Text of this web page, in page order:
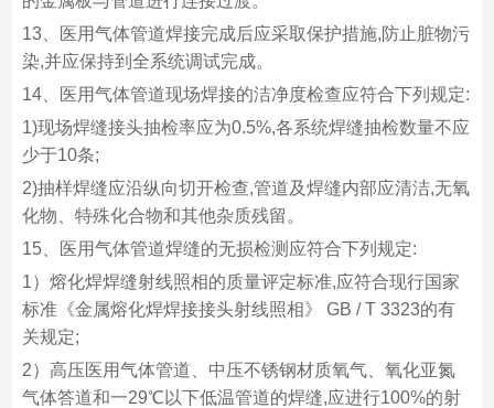
13、医用气体管道焊接完成后应采取保护措施,防止脏物污
染,并应保持到全系统调试完成。
14、医用气体管道现场焊接的洁净度检查应符合下列规定:
1)现场焊缝接头抽检率应为0.5%,各系统焊缝抽检数量不应
少于10条;
2)抽样焊缝应沿纵向切开检查,管道及焊缝内部应清洁,无氧
化物、特殊化合物和其他杂质残留。
15、医用气体管道焊缝的无损检测应符合下列规定:
1）熔化焊焊缝射线照相的质量评定标准,应符合现行国家
标准《金属熔化焊焊接接头射线照相》 GB / T 3323的有
关规定;
2）高压医用气体管道、中压不锈钢材质氧气、氧化亚氮
气体答道和一29℃以下低温管道的焊缝,应进行100%的射